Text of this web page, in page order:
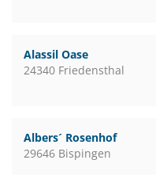
Alassil Oase
24340 Friedensthal
Albers´ Rosenhof
29646 Bispingen